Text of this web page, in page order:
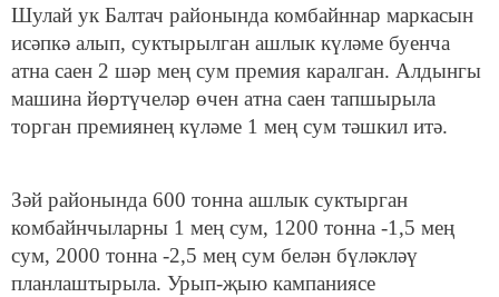
Шулай ук Балтач районында комбайннар маркасын
исәпкә алып, суктырылган ашлык күләме буенча
атна саен 2 шәр мең сум премия каралган. Алдынгы
машина йөртүчеләр өчен атна саен тапшырыла
торган премиянең күләме 1 мең сум тәшкил итә.
Зәй районында 600 тонна ашлык суктырган
комбайнчыларны 1 мең сум, 1200 тонна -1,5 мең
сум, 2000 тонна -2,5 мең сум белән бүләкләү
планлаштырыла. Урып-җыю кампаниясе